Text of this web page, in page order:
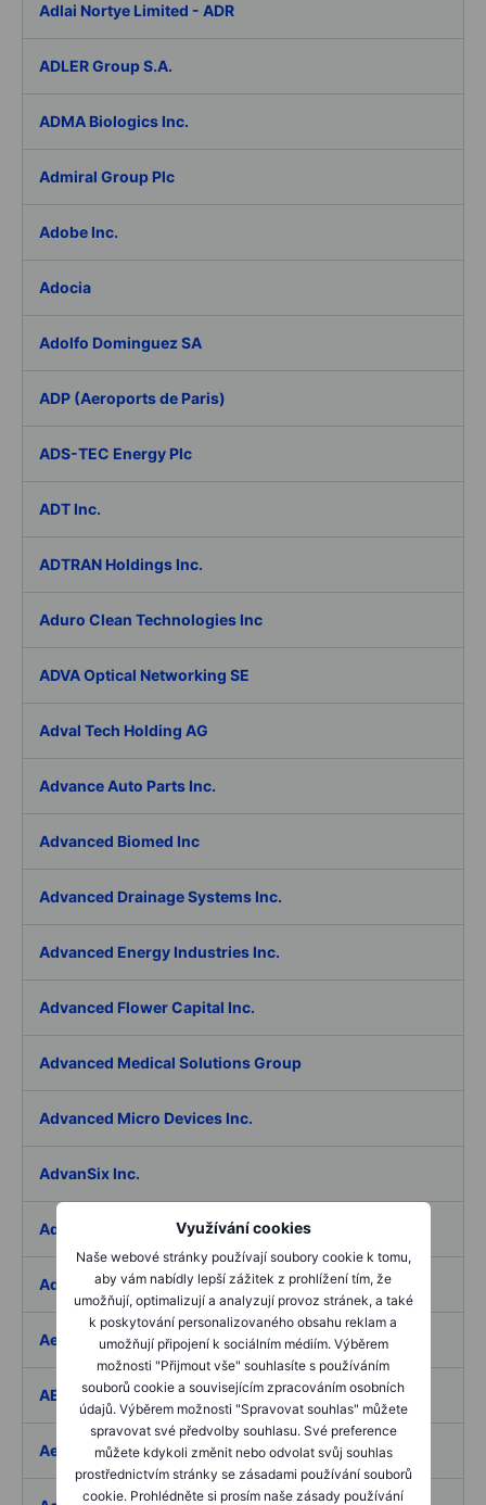
Využívání cookies
Naše webové stránky používají soubory cookie k tomu,
aby vám nabídly lepší zážitek z prohlížení tím, že
umožňují, optimalizují a analyzují provoz stránek, a také
k poskytování personalizovaného obsahu reklam a
umožňují připojení k sociálním médiím. Výběrem
možnosti "Přijmout vše" souhlasíte s používáním
souborů cookie a souvisejícím zpracováním osobních
údajů. Výběrem možnosti "Spravovat souhlas" můžete
spravovat své předvolby souhlasu. Své preference
můžete kdykoli změnit nebo odvolat svůj souhlas
prostřednictvím stránky se zásadami používání souborů
cookie. Prohlédněte si prosím naše zásady používání
Adlai Nortye Limited - ADR
ADLER Group S.A.
ADMA Biologics Inc.
Admiral Group Plc
Adobe Inc.
Adocia
Adolfo Dominguez SA
ADP (Aeroports de Paris)
ADS-TEC Energy Plc
ADT Inc.
ADTRAN Holdings Inc.
Aduro Clean Technologies Inc
ADVA Optical Networking SE
Adval Tech Holding AG
Advance Auto Parts Inc.
Advanced Biomed Inc
Advanced Drainage Systems Inc.
Advanced Energy Industries Inc.
Advanced Flower Capital Inc.
Advanced Medical Solutions Group
Advanced Micro Devices Inc.
AdvanSix Inc.
Advantage Solutions Inc.
Adyen NV
Aebi Schmidt Holding AG
AECOM
Aedes SpA